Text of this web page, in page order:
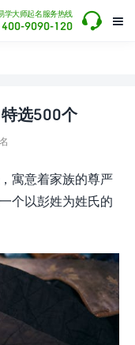

学大师起名服务热线
400-9090-120 
选500个
寓意着家族的尊严
个以彭姓为姓氏的